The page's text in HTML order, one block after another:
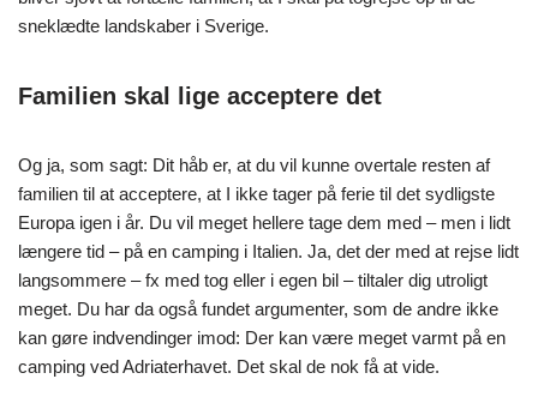
sneklædte landskaber i Sverige.
Familien skal lige acceptere det
Og ja, som sagt: Dit håb er, at du vil kunne overtale resten af
familien til at acceptere, at I ikke tager på ferie til det sydligste
Europa igen i år. Du vil meget hellere tage dem med – men i lidt
længere tid – på en camping i Italien. Ja, det der med at rejse lidt
langsommere – fx med tog eller i egen bil – tiltaler dig utroligt
meget. Du har da også fundet argumenter, som de andre ikke
kan gøre indvendinger imod: Der kan være meget varmt på en
camping ved Adriaterhavet. Det skal de nok få at vide.